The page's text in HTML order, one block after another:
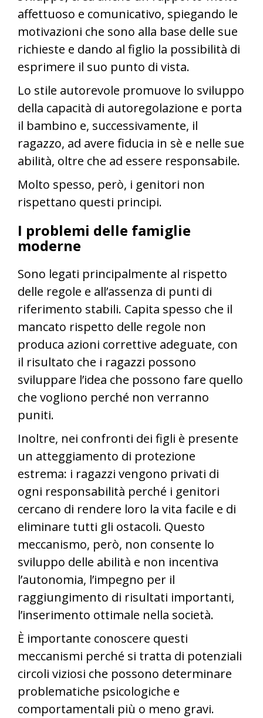
affettuoso e comunicativo, spiegando le
motivazioni che sono alla base delle sue
richieste e dando al figlio la possibilità di
esprimere il suo punto di vista.
Lo stile autorevole promuove lo sviluppo
della capacità di autoregolazione e porta
il bambino e, successivamente, il
ragazzo, ad avere fiducia in sè e nelle sue
abilità, oltre che ad essere responsabile.
Molto spesso, però, i genitori non
rispettano questi principi.
I problemi delle famiglie
moderne
Sono legati principalmente al rispetto
delle regole e all’assenza di punti di
riferimento stabili. Capita spesso che il
mancato rispetto delle regole non
produca azioni correttive adeguate, con
il risultato che i ragazzi possono
sviluppare l’idea che possono fare quello
che vogliono perché non verranno
puniti.
Inoltre, nei confronti dei figli è presente
un atteggiamento di protezione
estrema: i ragazzi vengono privati di
ogni responsabilità perché i genitori
cercano di rendere loro la vita facile e di
eliminare tutti gli ostacoli. Questo
meccanismo, però, non consente lo
sviluppo delle abilità e non incentiva
l’autonomia, l’impegno per il
raggiungimento di risultati importanti,
l’inserimento ottimale nella società.
È importante conoscere questi
meccanismi perché si tratta di potenziali
circoli viziosi che possono determinare
problematiche psicologiche e
comportamentali più o meno gravi.